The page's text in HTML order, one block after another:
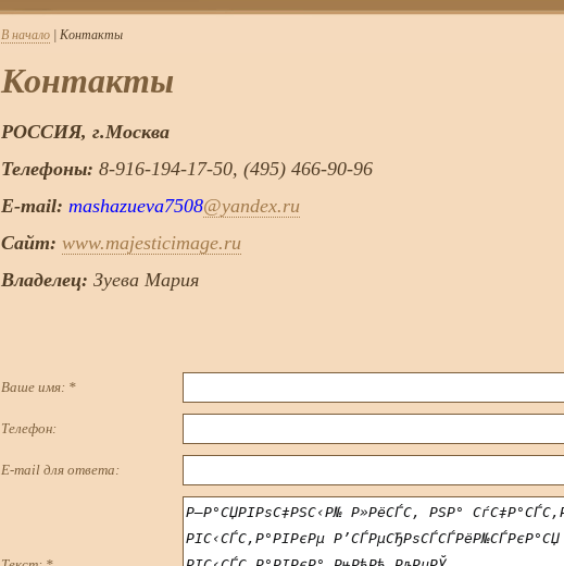
В начало | Контакты
Контакты
РОССИЯ, г.Москва
Телефоны: 8-916-194-17-50, (495) 466-90-96
E-mail: mashazueva7508@yandex.ru
Сайт: www.majesticimage.ru
Владелец: Зуева Мария
Ваше имя: *
Телефон:
E-mail для ответа: